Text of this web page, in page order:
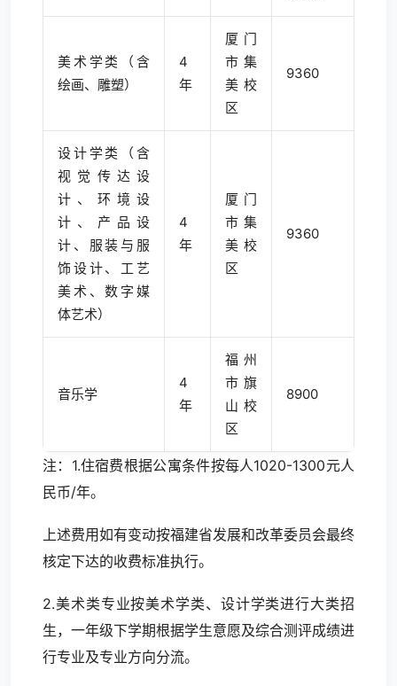
美术学类（含
绘画、雕塑）
4
年
厦门
市集
美校
区
9360
设计学类（含
视觉传达设
计、环境设
计、产品设
计、服装与服
饰设计、工艺
美术、数字媒
体艺术）
4
年
厦门
市集
美校
区
9360
音乐学
4
年
福州
市旗
山校
区
8900
注：1.住宿费根据公寓条件按每人1020-1300元人
民币/年。
上述费用如有变动按福建省发展和改革委员会最终
核定下达的收费标准执行。
2.美术类专业按美术学类、设计学类进行大类招
生，一年级下学期根据学生意愿及综合测评成绩进
行专业及专业方向分流。